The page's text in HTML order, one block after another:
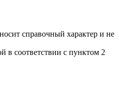
справочный характер и не
в соответствии с пунктом 2